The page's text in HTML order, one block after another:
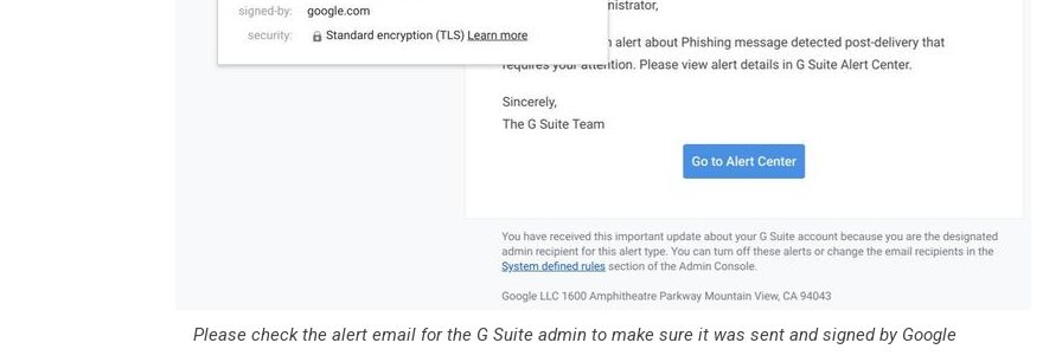
Please check the alert email for the G Suite admin to make sure it was sent and signed by Google